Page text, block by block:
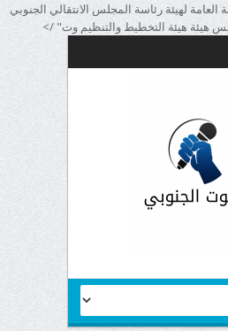
العامة لهيئة رئاسة المجلس الانتقالي الجنوبي
هيئة هيئة التخطيط والتنظيم وت" />